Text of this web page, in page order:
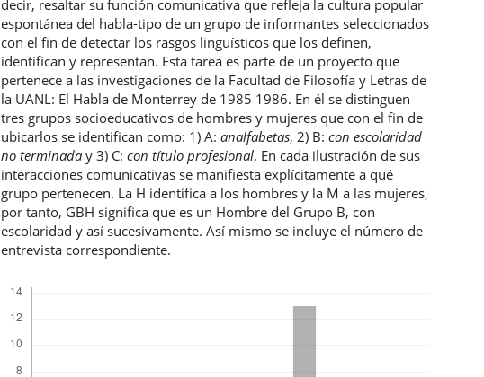
decir, resaltar su función comunicativa que refleja la cultura popular
espontánea del habla-tipo de un grupo de informantes seleccionados
con el fin de detectar los rasgos lingüísticos que los definen,
identifican y representan. Esta tarea es parte de un proyecto que
pertenece a las investigaciones de la Facultad de Filosofía y Letras de
la UANL: El Habla de Monterrey de 1985 1986. En él se distinguen
tres grupos socioeducativos de hombres y mujeres que con el fin de
ubicarlos se identifican como: 1) A:analfabetas, 2) B:con escolaridad
no terminada y 3) C:con título profesional. En cada ilustración de sus
interacciones comunicativas se manifiesta explícitamente a qué
grupo pertenecen. La H identifica a los hombres y la M a las mujeres,
por tanto, GBH significa que es un Hombre del Grupo B, con
escolaridad y así sucesivamente. Así mismo se incluye el número de
entrevista correspondiente.